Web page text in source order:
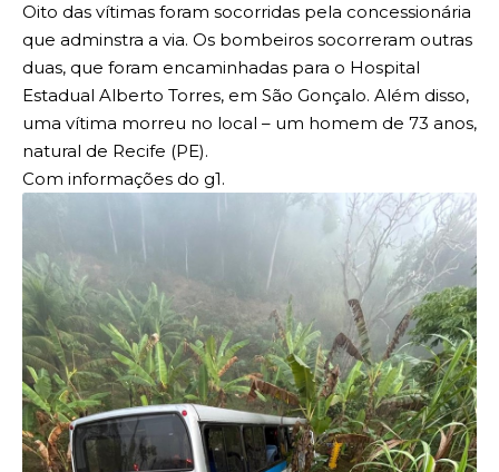
Oito das vítimas foram socorridas pela concessionária
que adminstra a via. Os bombeiros socorreram outras
duas, que foram encaminhadas para o Hospital
Estadual Alberto Torres, em São Gonçalo. Além disso,
uma vítima morreu no local – um homem de 73 anos,
natural de Recife (PE).
Com informações do g1.